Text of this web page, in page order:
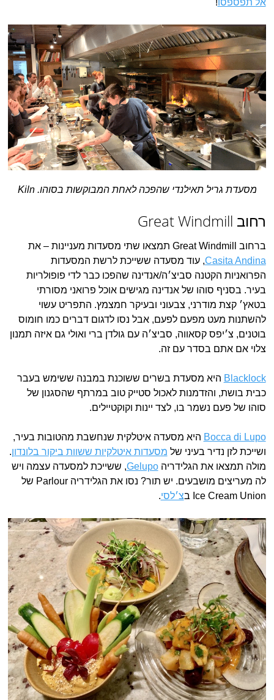
אל תפספסו!
מסעדת גריל תאילנדי שהפכה לאחת המבוקשות בסוהו. Kiln
רחוב Great Windmill
ברחוב Great Windmill תמצאו שתי מסעדות מעניינות – את
Casita Andina, עוד מסעדה ששייכת לרשת המסעדות
הפרואניות הקטנה סביצ׳ה/אנדינה שהפכו כבר לדי פופולריות
בעיר. בסניף סוהו של אנדינה מגישים אוכל פרואני מסורתי
בטאץ׳ קצת מודרני, צבעוני ובעיקר חמצמץ. התפריט עשוי
להשתנות מעט מפעם לפעם, אבל נסו לדגום דברים כמו חומוס
בוטנים, צ׳יפס קסאווה, סביצ׳ה עם גולדן ברי ואולי גם איזה תמנון
צלוי אם אתם בסדר עם זה.
Blacklock היא מסעדת בשרים ששוכנת במבנה ששימש בעבר
כבית בושת, והזדמנות לאכול סטייק טוב במרתף שהסגנון של
סוהו של פעם נשמר בו, לצד יינות וקוקטיילים.
Bocca di Lupo היא מסעדה איטלקית שנחשבת מהטובות בעיר,
ושייכת לזן נדיר בעיני של מסעדות איטלקיות ששוות ביקור בלונדון.
מולה תמצאו את הגלידריהGelupo, ששייכת למסעדה עצמה ויש
לה מעריצים מושבעים. יש תור? נסו את הגלידריה Parlour של
Ice Cream Union ב
צ׳לסי.